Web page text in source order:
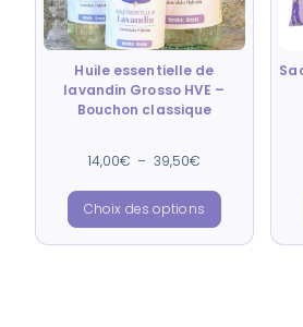
Huile essentielle de
lavandin Grosso HVE –
Bouchon classique
Note
4.91
14,00€ – 39,50€
Choix des options